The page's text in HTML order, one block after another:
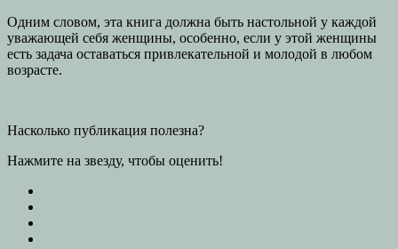
Одним словом, эта книга должна быть настольной у каждой
уважающей себя женщины, особенно, если у этой женщины
есть задача оставаться привлекательной и молодой в любом
возрасте.
Насколько публикация полезна?
Нажмите на звезду, чтобы оценить!